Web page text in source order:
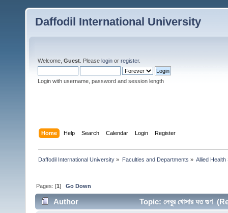
Daffodil International University
Welcome, Guest . Please login or register.
Login with username, password and session length
Home Help Search Calendar Login Register
Daffodil International University » Faculties and Departments » Allied Health
Pages: [1]Go Down
Author Topic: লেবুর খোসার যত গুণ